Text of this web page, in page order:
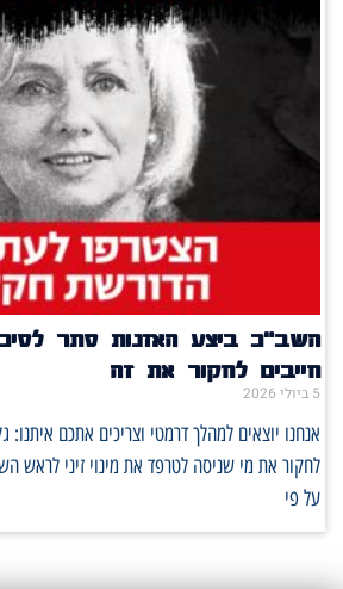
השב"כ ביצע האזנות סתר
חייבים לחקור את זה
5 ביולי 2026
אנחנו יוצאים למהלך דרמטי וצריכים אתכם
לחקור את מי שניסה לטרפד את מינוי זיני לראש
על פי